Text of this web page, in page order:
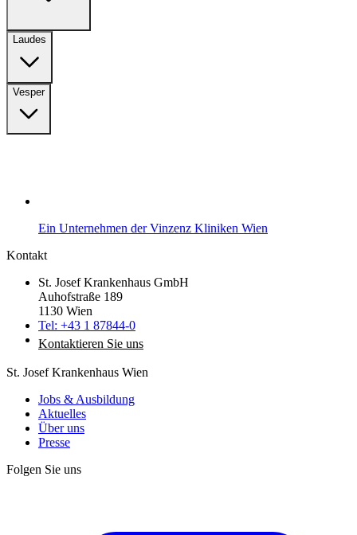
Laudes
Vesper
Ein Unternehmen der Vinzenz Kliniken Wien
Kontakt
St. Josef Krankenhaus GmbH
Auhofstraße 189
1130 Wien
Tel: +43 1 87844-0
Kontaktieren Sie uns
St. Josef Krankenhaus Wien
Jobs & Ausbildung
Aktuelles
Über uns
Presse
Folgen Sie uns